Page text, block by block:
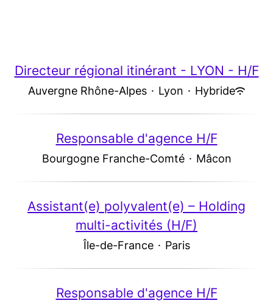
Directeur régional itinérant - LYON - H/F
Auvergne Rhône-Alpes · Lyon · Hybride
Responsable d'agence H/F
Bourgogne Franche-Comté · Mâcon
Assistant(e) polyvalent(e) – Holding
multi-activités (H/F)
Île-de-France · Paris
Responsable d'agence H/F